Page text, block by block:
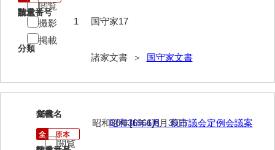
木原家文書
木村家文書（山口市）
清川家文書
請求番号
国守家17
分類
諸家文書 ＞ 国守家文書
数量
1
閲覧
撮影
掲載
18
文書名
昭和36年6月 萩市議会定例会議案
年代
昭和36年[1961]6月30日
閲覧